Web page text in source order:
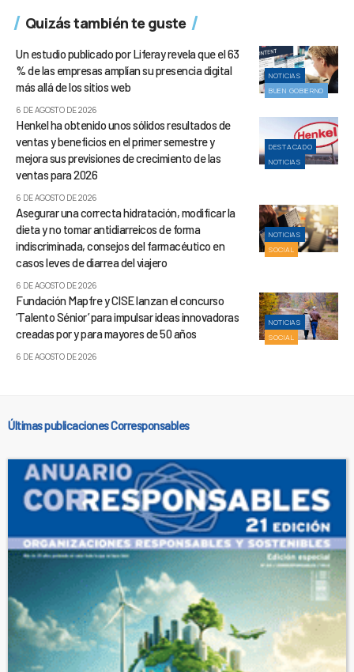
Quizás también te guste
NOTICIAS
BUEN GOBIERNO
Un estudio publicado por Liferay revela que el 63
% de las empresas amplían su presencia digital
más allá de los sitios web
6 DE AGOSTO DE 2026
DESTACADO
NOTICIAS
Henkel ha obtenido unos sólidos resultados de
ventas y beneficios en el primer semestre y
mejora sus previsiones de crecimiento de las
ventas para 2026
6 DE AGOSTO DE 2026
NOTICIAS
SOCIAL
Asegurar una correcta hidratación, modificar la
dieta y no tomar antidiarreicos de forma
indiscriminada, consejos del farmacéutico en
casos leves de diarrea del viajero
6 DE AGOSTO DE 2026
NOTICIAS
SOCIAL
Fundación Mapfre y CISE lanzan el concurso
‘Talento Sénior’ para impulsar ideas innovadoras
creadas por y para mayores de 50 años
6 DE AGOSTO DE 2026
Últimas publicaciones Corresponsables